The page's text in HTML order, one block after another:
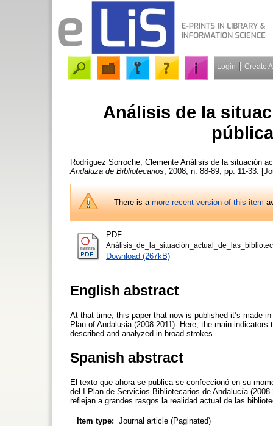
Login Create
Análisis de la
Rodríguez Sorroche, Clemente Análisis de la situación
Andaluza de Bibliotecarios , 2008, n. 88-89, pp. 11-33.
There is amore recent version of this item
PDF
Download (267kB)
English abstract
At that time, this paper that now is published it’s made
Plan of Andalusia (2008-2011). Here, the main
described and analyzed in broad strokes.
Spanish abstract
El texto que ahora se publica se confeccionó en su
del I Plan de Servicios Bibliotecarios de Andalucía
reflejan a grandes rasgos la realidad actual de las
Item type: Journal article (Paginated)